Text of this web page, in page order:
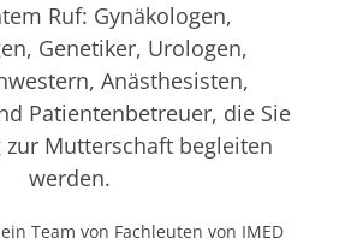
Ruf: Gynäkologen,
Genetiker, Urologen,
Anästhesisten,
Patientenbetreuer, die Sie
zur Mutterschaft begleiten
werden.
Team von Fachleuten von IMED